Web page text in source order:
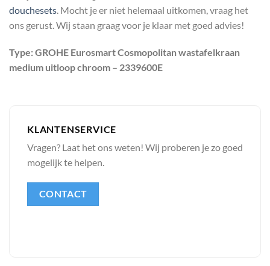
douchesets . Mocht je er niet helemaal uitkomen, vraag het
ons gerust. Wij staan graag voor je klaar met goed advies!
Type: GROHE Eurosmart Cosmopolitan wastafelkraan
medium uitloop chroom – 2339600E
KLANTENSERVICE
Vragen? Laat het ons weten! Wij proberen je zo goed
mogelijk te helpen.
CONTACT